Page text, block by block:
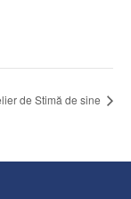
de Stimă de sine